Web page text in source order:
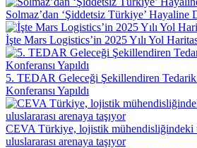
Solmaz’dan ‘Şiddetsiz Türkiye’ Hayaline
İşte Mars Logistics’in 2025 Yılı Yol
5. TEDAR Geleceği Şekillendiren
Konferansı Yapıldı
CEVA Türkiye, lojistik mühendisliğindeki
uluslararası arenaya taşıyor